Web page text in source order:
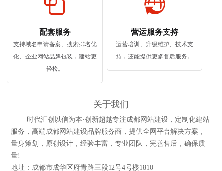
配套服务
支持域名申请备案、搜索排名优
化、企业网站品牌包装，建站更
轻松。
营运服务支持
运营培训、升级维护、技术支
持，还能提供更多售后服务。
关于我们
时代汇创以信为本·创新超越专注成都网站建设，定制化建站
服务，高端成都网站建设品牌服务商，提供全网平台解决方案，
量身策划，原创设计，经验丰富，专业团队，完善售后，确保质
量!
地址：成都市成华区府青路三段12号4号楼1810